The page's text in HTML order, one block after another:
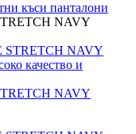
къси панталони
NAVY
NAVY